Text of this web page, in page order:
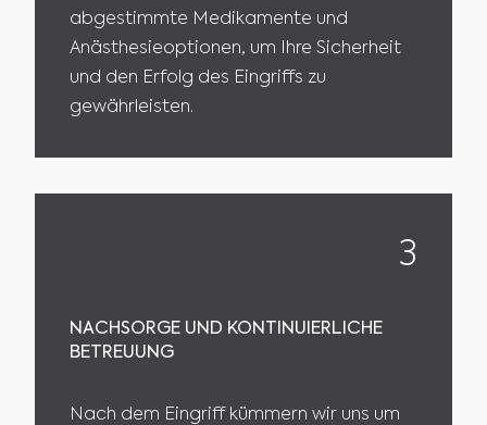
abgestimmte Medikamente und
Anästhesieoptionen, um Ihre Sicherheit
und den Erfolg des Eingriffs zu
gewährleisten.
3
NACHSORGE UND KONTINUIERLICHE
BETREUUNG
Nach dem Eingriff kümmern wir uns um